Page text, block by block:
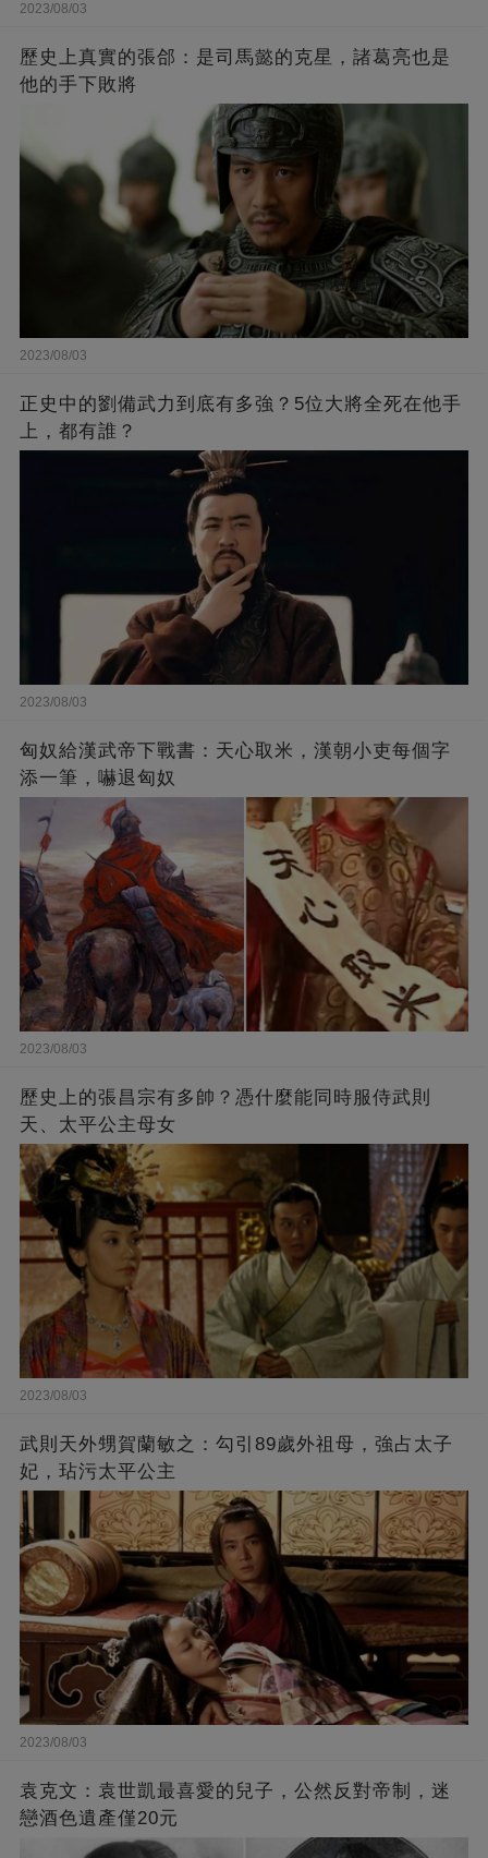
2023/08/03
歷史上真實的張郃：是司馬懿的克星，諸葛亮也是
他的手下敗將
2023/08/03
正史中的劉備武力到底有多強？5位大將全死在他手
上，都有誰？
2023/08/03
匈奴給漢武帝下戰書：天心取米，漢朝小吏每個字
添一筆，嚇退匈奴
2023/08/03
歷史上的張昌宗有多帥？憑什麼能同時服侍武則
天、太平公主母女
2023/08/03
武則天外甥賀蘭敏之：勾引89歲外祖母，強占太子
妃，玷污太平公主
2023/08/03
袁克文：袁世凱最喜愛的兒子，公然反對帝制，迷
戀酒色遺產僅20元